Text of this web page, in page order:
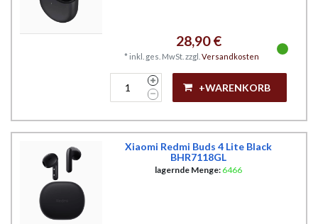
28,90 €
* inkl. ges. MwSt. zzgl. Versandkosten
+WARENKORB
Xiaomi Redmi Buds 4 Lite Black
BHR7118GL
lagernde Menge: 6466